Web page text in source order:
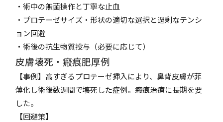
・術中の無菌操作と丁寧な止血
・プロテーゼサイズ・形状の適切な選択と過剰なテンシ
ョン回避
・術後の抗生物質投与（必要に応じて）
皮膚壊死・瘢痕肥厚例
【事例】高すぎるプロテーゼ挿入により、鼻背皮膚が菲
薄化し術後数週間で壊死した症例。瘢痕治療に長期を要
した。
【回避策】